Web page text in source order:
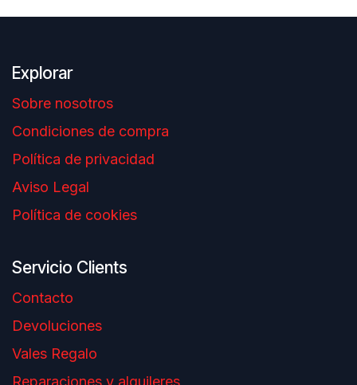
Explorar
Sobre nosotros
Condiciones de compra
Política de privacidad
Aviso Legal
Política de cookies
Servicio Clients
Contacto
Devoluciones
Vales Regalo